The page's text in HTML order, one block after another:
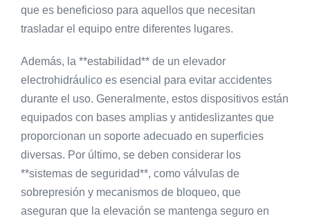
que es beneficioso para aquellos que necesitan
trasladar el equipo entre diferentes lugares.
Además, la **estabilidad** de un elevador
electrohidráulico es esencial para evitar accidentes
durante el uso. Generalmente, estos dispositivos están
equipados con bases amplias y antideslizantes que
proporcionan un soporte adecuado en superficies
diversas. Por último, se deben considerar los
**sistemas de seguridad**, como válvulas de
sobrepresión y mecanismos de bloqueo, que
aseguran que la elevación se mantenga seguro en